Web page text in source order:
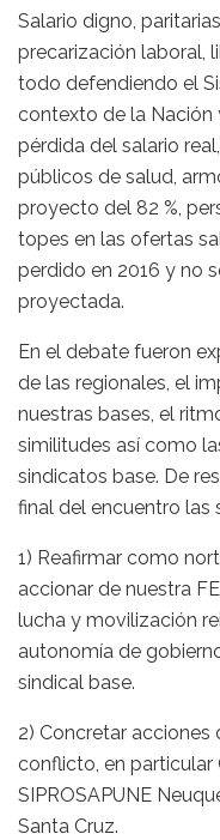
Salario digno,
precarización laboral,
todo defendiendo el
contexto de la Nación
pérdida del salario
públicos de salud,
proyecto del 82 %,
topes en las ofertas
perdido en 2016 y no
proyectada.
En el debate fueron
de las regionales, el
nuestras bases, el
similitudes así como
sindicatos base. De
final del encuentro las
1) Reafirmar como
accionar de nuestra
lucha y movilización
autonomía de
sindical base.
2) Concretar acciones
conflicto, en particular
SIPROSAPUNE
Santa Cruz.